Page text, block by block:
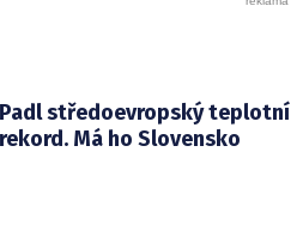
Padl středoevropský teplotní
rekord. Má ho Slovensko